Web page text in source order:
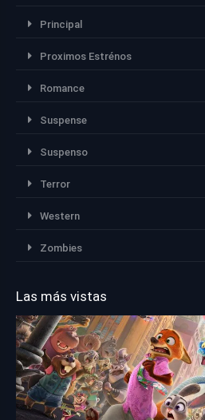
Principal
Proximos Estrénos
Romance
Suspense
Suspenso
Terror
Western
Zombies
Las más vistas